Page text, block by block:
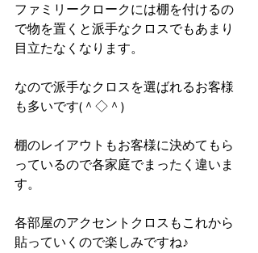
ファミリークロークには棚を付けるの
で物を置くと派手なクロスでもあまり
目立たなくなります。
なので派手なクロスを選ばれるお客様
も多いです(＾◇＾)
棚のレイアウトもお客様に決めてもら
っているので各家庭でまったく違いま
す。
各部屋のアクセントクロスもこれから
貼っていくので楽しみですね♪